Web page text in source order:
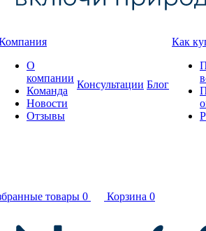
О
компании
Команда
Новости
Отзывы
Консультации Блог
Как
товары 0 Корзина 0